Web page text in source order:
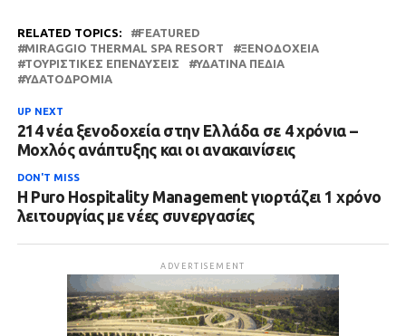
RELATED TOPICS:
FEATURED
MIRAGGIO THERMAL SPA RESORT
ΞΕΝΟΔΟΧΕΊΑ
ΤΟΥΡΙΣΤΙΚΈΣ ΕΠΕΝΔΎΣΕΙΣ
ΥΔΆΤΙΝΑ ΠΕΔΊΑ
ΥΔΑΤΟΔΡΌΜΙΑ
UP NEXT
214 νέα ξενοδοχεία στην Ελλάδα σε 4 χρόνια –
Μοχλός ανάπτυξης και οι ανακαινίσεις
DON'T MISS
Η Puro Hospitality Management γιορτάζει 1 χρόνο
λειτουργίας με νέες συνεργασίες
ADVERTISEMENT